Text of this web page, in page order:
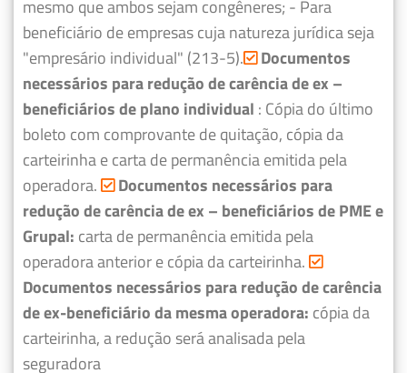
mesmo que ambos sejam congêneres; - Para
beneficiário de empresas cuja natureza jurídica seja
"empresário individual" (213-5). Documentos
necessários para redução de carência de ex –
beneficiários de plano individual : Cópia do último
boleto com comprovante de quitação, cópia da
carteirinha e carta de permanência emitida pela
operadora.
Documentos necessários para
redução de carência de ex – beneficiários de PME e
Grupal: carta de permanência emitida pela
operadora anterior e cópia da carteirinha.
Documentos necessários para redução de carência
de ex-beneficiário da mesma operadora: cópia da
carteirinha, a redução será analisada pela
seguradora